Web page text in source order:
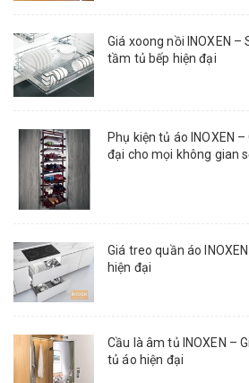
Giá xoong nồi INOXEN
tầm tủ bếp hiện đại
Phụ kiện tủ áo INOXEN
đại cho mọi không gian
Giá treo quần áo
hiện đại
Cầu là âm tủ INOXEN –
tủ áo hiện đại